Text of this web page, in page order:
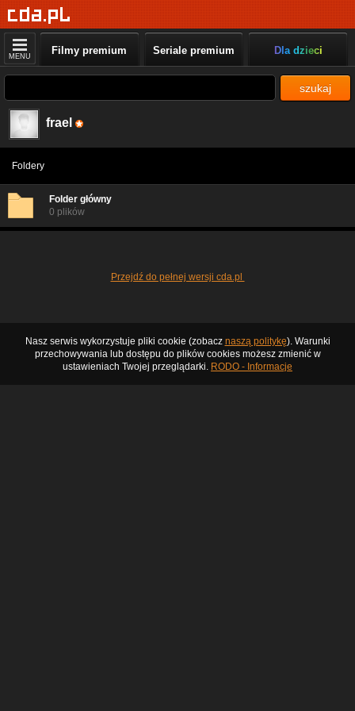
MENU Filmy premium Seriale premium Dla dzieci
szukaj
frael
Foldery
Folder główny
0 plików
Przejdź do pełnej wersji cda.pl
Nasz serwis wykorzystuje pliki cookie (zobacz naszą politykę). Warunki
przechowywania lub dostępu do plików cookies możesz zmienić w
ustawieniach Twojej przeglądarki. RODO - Informacje